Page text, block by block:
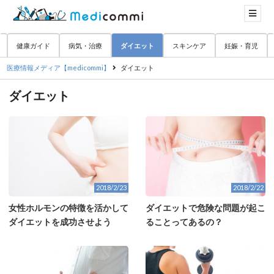
健康ガイド 病気・治療 ダイエット スキンケア 妊娠・育児
医療情報メディア【medicommi】 ダイエット
ダイエット
2018/2/23
女性ホルモンの特徴を活かして
ダイエットを成功させよう
2018/2/22
ダイエットで危険な問題が起こ
ることってあるの？